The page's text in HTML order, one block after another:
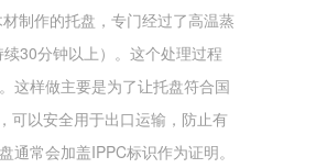
制作的托盘，专门经过了高温蒸
30分钟以上）。这个处理过程
这样做主要是为了让托盘符合国
可以安全用于出口运输，防止有
通常会加盖IPPC标识作为证明。